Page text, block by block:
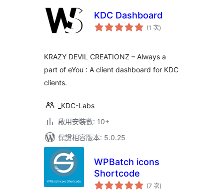
KDC Dashboard
(1 次評
分)
KRAZY DEVIL CREATIONZ – Always a
part of eYou : A client dashboard for KDC
clients.
_KDC-Labs
啟用安裝數: 10+
保證相容版本: 5.0.25
WPBatch icons
Shortcode
(7 次評
分)